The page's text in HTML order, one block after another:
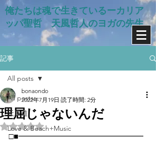
俺たちは魂で生きているー​カリア
ッパ聖哲 天風哲人のヨガの先生
記事
All posts
天風道
Love & Beach+Music
All posts
理屈じゃないんだ
bonaondo
2022年7月19日 読了時間: 2分
5つ星のうちNaNと評価されています。
□■━━━━━━━━━━━━━━━━